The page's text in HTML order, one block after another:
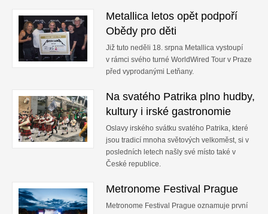
Metallica letos opět podpoří
Obědy pro děti
Již tuto neděli 18. srpna Metallica vystoupí
v rámci svého turné WorldWired Tour v Praze
před vyprodanými Letňany.
Na svatého Patrika plno hudby,
kultury i irské gastronomie
Oslavy irského svátku svatého Patrika, které
jsou tradicí mnoha světových velkoměst, si v
posledních letech našly své místo také v
České republice.
Metronome Festival Prague
Metronome Festival Prague oznamuje první